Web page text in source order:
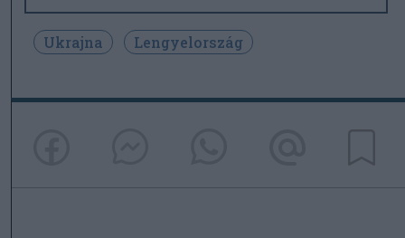
Ukrajna Lengyelország